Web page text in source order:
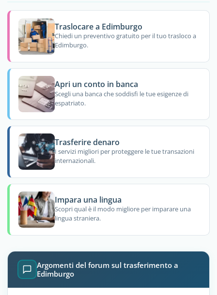
Traslocare a Edimburgo
Chiedi un preventivo gratuito per il tuo trasloco a
Edimburgo.
Apri un conto in banca
Scegli una banca che soddisfi le tue esigenze di
espatriato.
Trasferire denaro
I servizi migliori per proteggere le tue transazioni
internazionali.
Impara una lingua
Scopri qual è il modo migliore per imparare una
lingua straniera.
Argomenti del forum sul trasferimento a
Edimburgo